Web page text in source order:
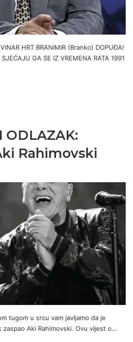
HRT BRANIMIR (Branko) DOPUĐA!
SJEĆAJU GA SE IZ VREMENA RATA 1991
ODLAZAK:
Rahimovski
tugom u srcu vam javljamo da je
zaspao Aki Rahimovski. Ovu vijest o…